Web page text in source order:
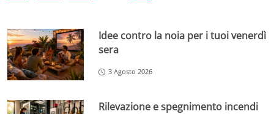
Idee contro la noia per i tuoi venerdì
sera
3 Agosto 2026
Rilevazione e spegnimento incendi